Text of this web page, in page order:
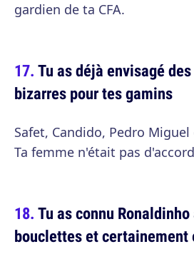
gardien de ta CFA.
Tu as déjà envisagé
bizarres pour tes gamins
Safet, Candido, Pedro
Ta femme n'était pas
Tu as connu
bouclettes et certainement